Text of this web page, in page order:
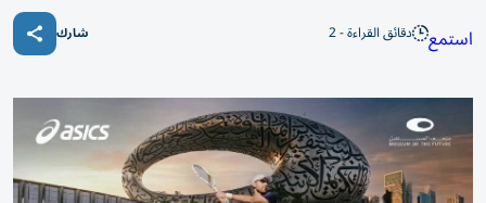
استمع دقائق القراءة - 2 شارك